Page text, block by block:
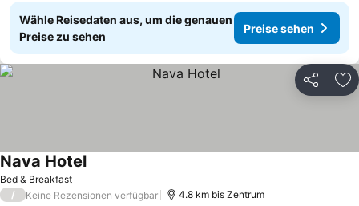
Wähle Reisedaten aus, um die genauen
Preise zu sehen
Preise sehen
Teilen
Bed & Breakfast
Nava Hotel
/ Keine Rezensionen verfügbar 4.8 km bis Zentrum